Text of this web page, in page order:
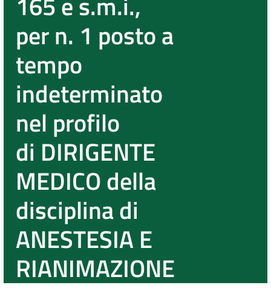
per n. 1 posto a
tempo
indeterminato
nel profilo
di DIRIGENTE
MEDICO della
disciplina di
ANESTESIA E
RIANIMAZIONE